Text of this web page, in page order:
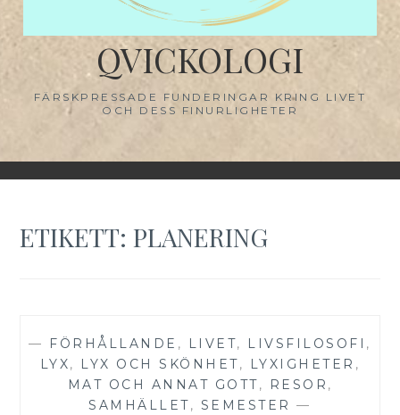
QVICKOLOGI
FÄRSKPRESSADE FUNDERINGAR KRING LIVET
OCH DESS FINURLIGHETER
ETIKETT:PLANERING
— FÖRHÅLLANDE , LIVET, LIVSFILOSOFI ,
LYX, LYX OCH SKÖNHET, LYXIGHETER ,
MAT OCH ANNAT GOTT, RESOR ,
SAMHÄLLET, SEMESTER —